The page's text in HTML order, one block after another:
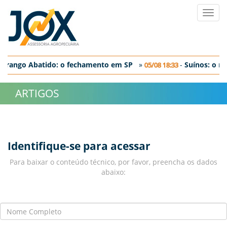
Frango Abatido: o fechamento em SP » 05/08 18:33- Suí­nos: o
Ovos: discreta correção nos preços negociados no dia de hoje
ARTIGOS
Identifique-se para acessar
Para baixar o conteúdo técnico, por favor, preencha os dados
abaixo: